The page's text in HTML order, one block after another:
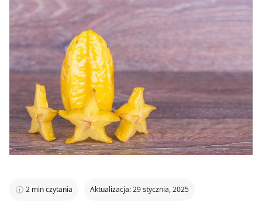
🕣 2 min czytania Aktualizacja: 29 stycznia, 2025